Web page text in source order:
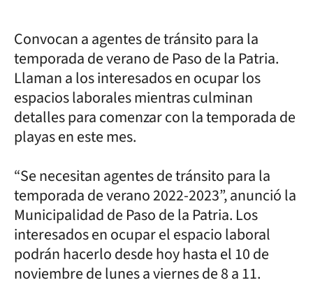
Convocan a agentes de tránsito para la
temporada de verano de Paso de la Patria.
Llaman a los interesados en ocupar los
espacios laborales mientras culminan
detalles para comenzar con la temporada de
playas en este mes.
“Se necesitan agentes de tránsito para la
temporada de verano 2022-2023”, anunció la
Municipalidad de Paso de la Patria. Los
interesados en ocupar el espacio laboral
podrán hacerlo desde hoy hasta el 10 de
noviembre de lunes a viernes de 8 a 11.